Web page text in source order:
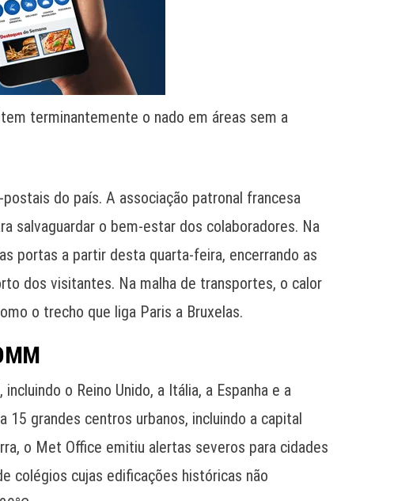
terminantemente o nado em áreas sem a
do país. A associação patronal francesa
salvaguardar o bem-estar dos colaboradores. Na
portas a partir desta quarta-feira, encerrando as
dos visitantes. Na malha de transportes, o calor
o trecho que liga Paris a Bruxelas.
o Reino Unido, a Itália, a Espanha e a
grandes centros urbanos, incluindo a capital
o Met Office emitiu alertas severos para cidades
colégios cujas edificações históricas não